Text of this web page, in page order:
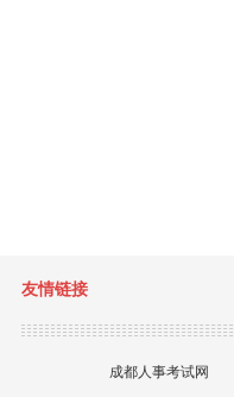
友情链接
成都人事考试网